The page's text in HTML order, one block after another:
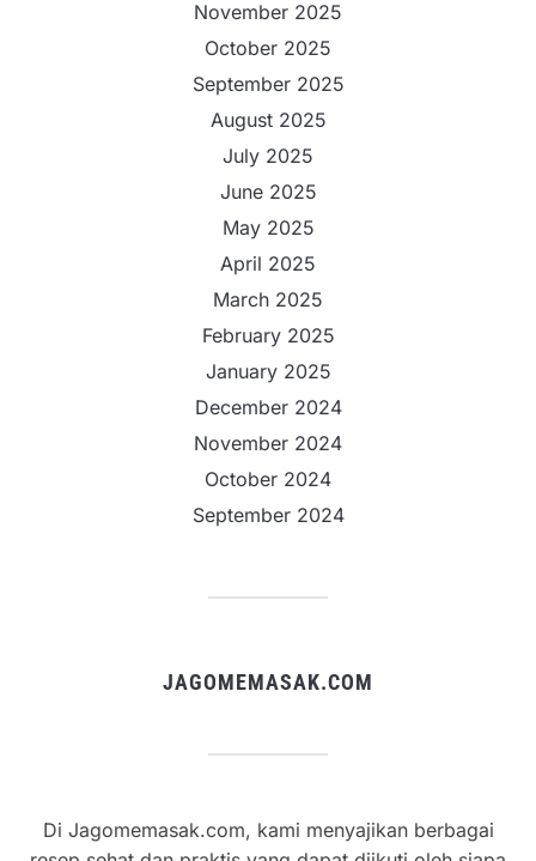
November 2025
October 2025
September 2025
August 2025
July 2025
June 2025
May 2025
April 2025
March 2025
February 2025
January 2025
December 2024
November 2024
October 2024
September 2024
JAGOMEMASAK.COM
Di Jagomemasak.com, kami menyajikan berbagai